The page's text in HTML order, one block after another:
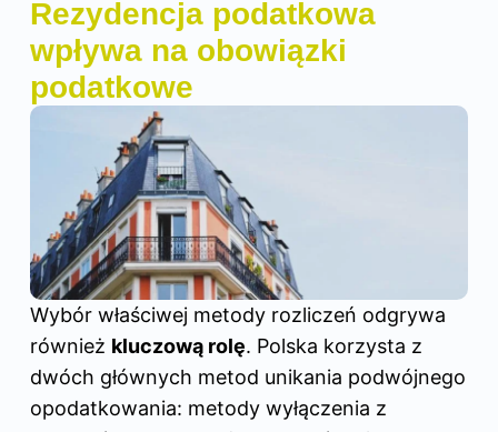
Rezydencja podatkowa
wpływa na obowiązki
podatkowe
Wybór właściwej metody rozliczeń odgrywa
również kluczową rolę. Polska korzysta z
dwóch głównych metod unikania podwójnego
opodatkowania: metody wyłączenia z